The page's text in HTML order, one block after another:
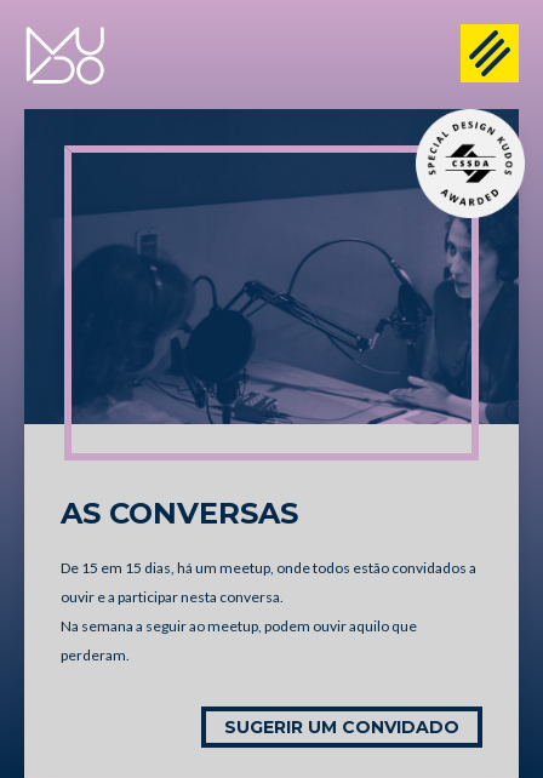
AS CONVERSAS
De 15 em 15 dias, há um meetup, onde todos estão convidados a
ouvir e a participar nesta conversa.
Na semana a seguir ao meetup, podem ouvir aquilo que
perderam.
SUGERIR UM CONVIDADO